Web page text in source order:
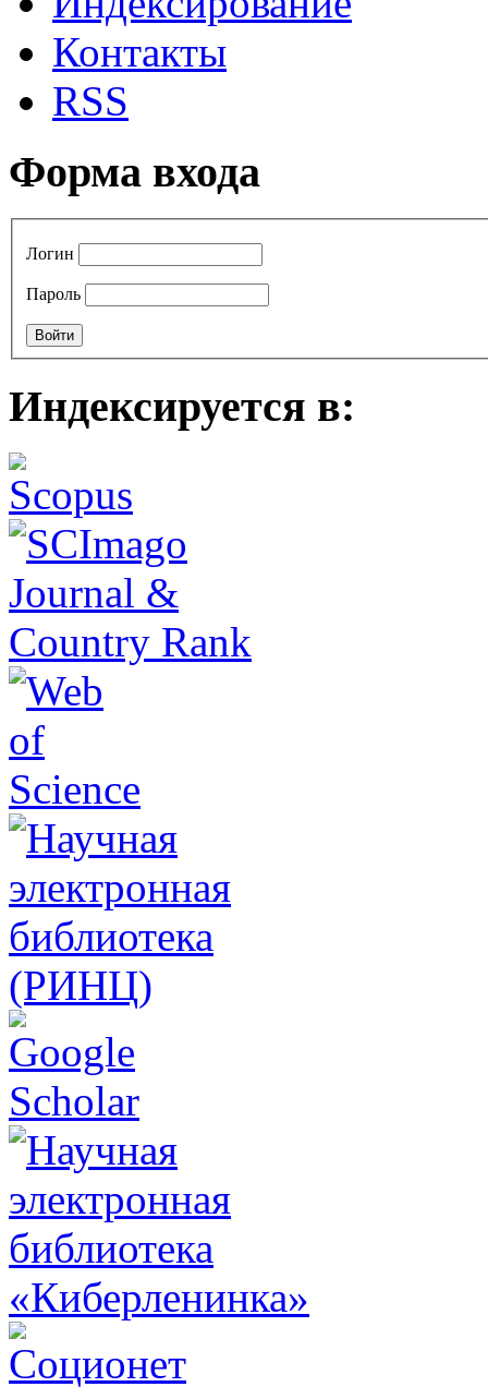
Контакты
RSS
Форма входа
Логин
Пароль
Индексируется в: